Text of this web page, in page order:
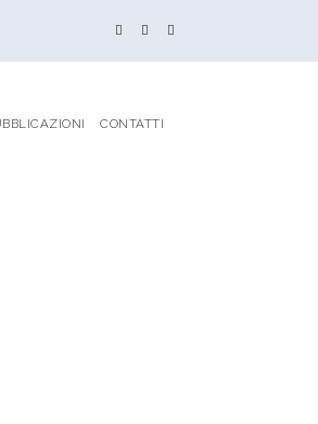
CONTATTI